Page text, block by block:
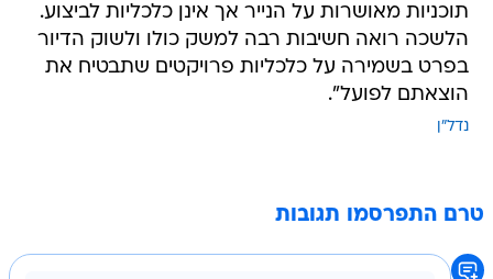
תוכניות מאושרות על הנייר אך אינן כלכליות לביצוע.
הלשכה רואה חשיבות רבה למשק כולו ולשוק הדיור
בפרט בשמירה על כלכליות פרויקטים שתבטיח את
הוצאתם לפועל".
נדל"ן
טרם התפרסמו תגובות